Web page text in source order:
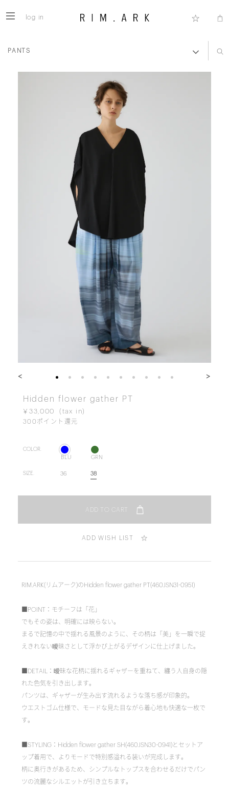
log in
PANTS
< >
Hidden flower gather PT
￥33,000
300 ポイント還元
COLOR.
BLU GRN
SIZE. 36 38
ADD WISH LIST
RIM.ARK(リムアーク)のHidden flower gather PT(460JSN31-0951)
■POINT：モチーフは「花」
でもその姿は、明確には映らない。
まるで記憶の中で揺れる風景のように、その柄は「美」を一瞬で捉
えきれない曖昧さとして浮かび上がるデザインに仕上げました。
■DETAIL：曖昧な花柄に揺れるギャザーを重ねて、纏う人自身の隠
れた色気を引き出します。
パンツは、ギャザーが生み出す流れるような落ち感が印象的。
ウエストゴム仕様で、モードな見た目ながら着心地も快適な一枚で
す。
■STYLING：Hidden flower gather SH(460JSN30-0941)とセットア
ップ着用で、よりモードで特別感溢れる装いが完成します。
柄に奥行きがあるため、シンプルなトップスを合わせるだけでパン
ツの流麗なシルエットが引き立ちます。